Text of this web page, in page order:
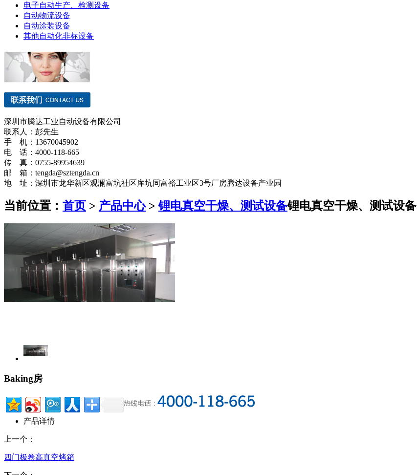
电子自动生产、检测设备
自动物流设备
自动涂装设备
其他自动化非标设备
深圳市腾达工业自动设备有限公司
联系人：彭先生
手 机：13670045902
电 话：4000-118-665
传 真：0755-89954639
邮 箱：tengda@sztengda.cn
地 址：深圳市龙华新区观澜富坑社区库坑同富裕工业区3号厂房腾达设备产业园
当前位置： 首页 > 产品中心>锂电真空干燥、测试设备锂电真空干燥、测试设备
Baking房
产品详情
上一个：
四门极卷高真空烤箱